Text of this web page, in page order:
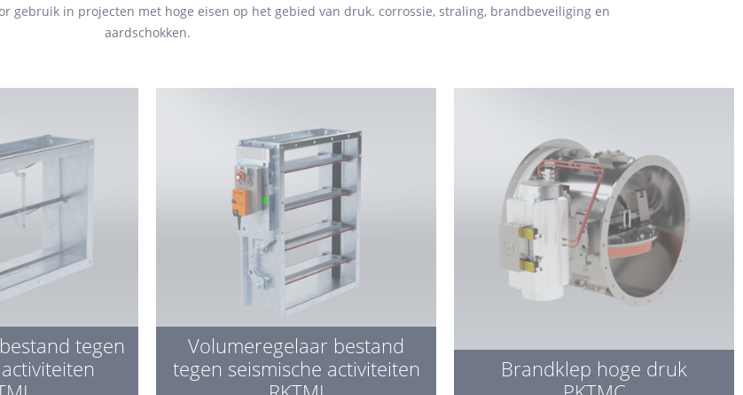
gebruik in projecten met hoge eisen op het gebied van druk. corrossie, straling, brandbeveiliging en
aardschokken.
tegen
Volumeregelaar bestand
tegen seismische activiteiten
Brandklep hoge druk